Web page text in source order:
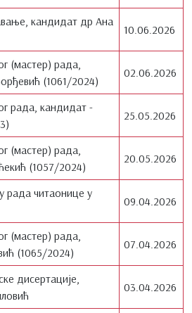
кандидат др Ана
10.06.2026
(мастер) рада,
(1061/2024)
02.06.2026
рада, кандидат -
25.05.2026
(мастер) рада,
(1057/2024)
20.05.2026
рада читаонице у
09.04.2026
(мастер) рада,
(1065/2024)
07.04.2026
дисертације,
03.04.2026